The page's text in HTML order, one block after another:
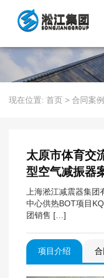
现在位置: 首页 > 合同案例
太原市体育交
型空气减振器
上海淞江减震器集
中心供热BOT项目
团销售 […]
项目介绍